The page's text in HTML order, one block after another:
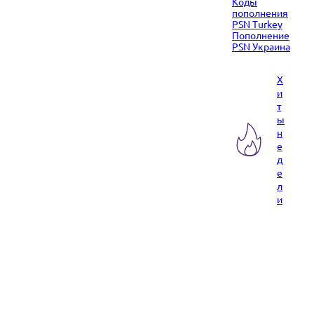
пополнения
PSN Turkey
Пополнение
PSN Украина
Х
и
т
ы
н
е
д
е
л
и